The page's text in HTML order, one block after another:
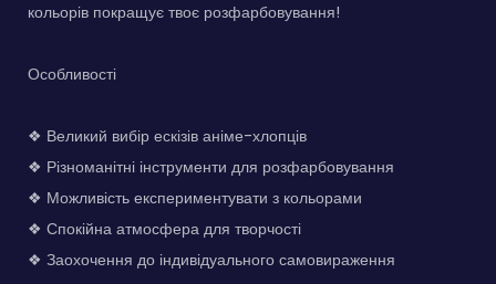
кольорів покращує твоє розфарбовування!
Особливості
❖ Великий вибір ескізів аніме-хлопців
❖ Різноманітні інструменти для розфарбовування
❖ Можливість експериментувати з кольорами
❖ Спокійна атмосфера для творчості
❖ Заохочення до індивідуального самовираження